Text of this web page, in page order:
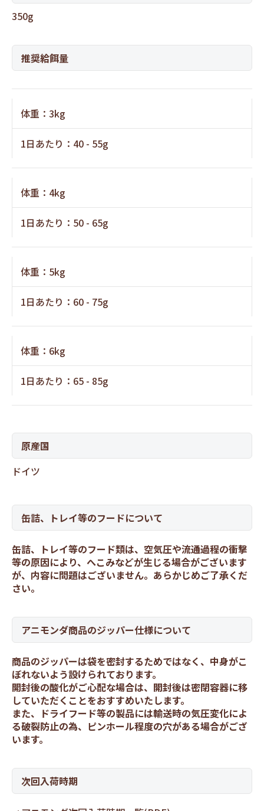
350g
推奨給餌量
体重：3kg
1日あたり：40 - 55g
体重：4kg
1日あたり：50 - 65g
体重：5kg
1日あたり：60 - 75g
体重：6kg
1日あたり：65 - 85g
原産国
ドイツ
缶詰、トレイ等のフードについて
缶詰、トレイ等のフード類は、空気圧や流通過程の衝撃
等の原因により、へこみなどが生じる場合がございます
が、内容に問題はございません。あらかじめご了承くだ
さい。
アニモンダ商品のジッパー仕様について
商品のジッパーは袋を密封するためではなく、中身がこ
ぼれないよう設けられております。
開封後の酸化がご心配な場合は、開封後は密閉容器に移
していただくことをおすすめいたします。
また、ドライフード等の製品には輸送時の気圧変化によ
る破裂防止の為、ピンホール程度の穴がある場合がござ
います。
次回入荷時期